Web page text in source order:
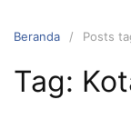
Beranda Posts
Tag: